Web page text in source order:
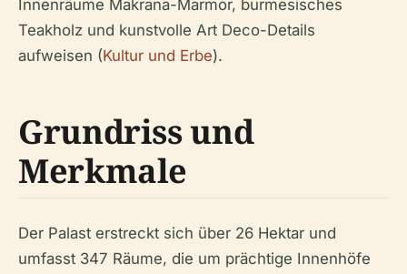
Innenräume Makrana-Marmor, burmesisches
Teakholz und kunstvolle Art Deco-Details
aufweisen (Kultur und Erbe).
Grundriss und
Merkmale
Der Palast erstreckt sich über 26 Hektar und
umfasst 347 Räume, die um prächtige Innenhöfe